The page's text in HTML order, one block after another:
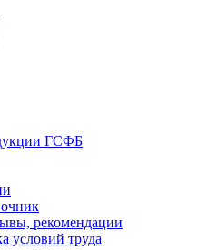
ГСФБ
рекомендации
условий труда